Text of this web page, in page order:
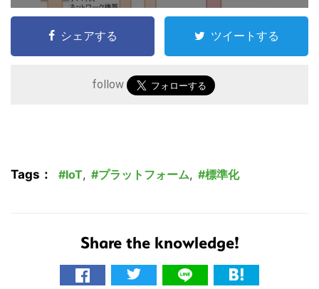
シェアする ツイートする
follow
Tags： IoT, プラットフォーム, 標準化
Share the knowledge!
を